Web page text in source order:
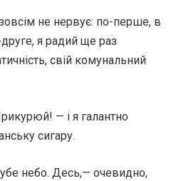
не нервує: по-перше, в
друге, я радий ще раз
свій комунальний
— і я галантно
сигару.
небо. Десь,— очевидно,